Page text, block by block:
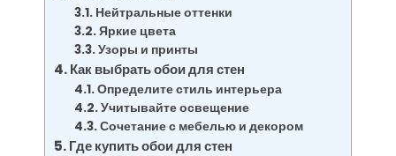
Нейтральные оттенки
Яркие цвета
Узоры и принты
Как выбрать обои для стен
Определите стиль интерьера
Учитывайте освещение
Сочетание с мебелью и декором
Где купить обои для стен